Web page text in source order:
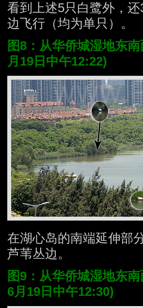
看到上述5只白鹭外，
边飞行（均为单只）。
图8：从华侨城湿地东
月19日中午12:22)
在湖心岛的南端延伸部
芦苇丛边。
图9：从华侨城湿地东
6月19日中午12:30)